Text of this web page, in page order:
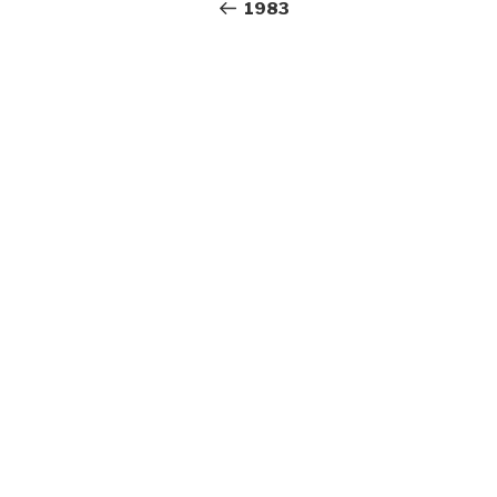
wpisu
wpis
1983